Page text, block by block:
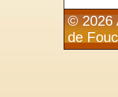
© 2026
de